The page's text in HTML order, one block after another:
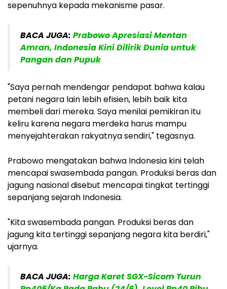
sepenuhnya kepada mekanisme pasar.
BACA JUGA: Prabowo Apresiasi Mentan
Amran, Indonesia Kini Dilirik Dunia untuk
Pangan dan Pupuk
"Saya pernah mendengar pendapat bahwa kalau
petani negara lain lebih efisien, lebih baik kita
membeli dari mereka. Saya menilai pemikiran itu
keliru karena negara merdeka harus mampu
menyejahterakan rakyatnya sendiri," tegasnya.
Prabowo mengatakan bahwa Indonesia kini telah
mencapai swasembada pangan. Produksi beras dan
jagung nasional disebut mencapai tingkat tertinggi
sepanjang sejarah Indonesia.
"Kita swasembada pangan. Produksi beras dan
jagung kita tertinggi sepanjang negara kita berdiri,"
ujarnya.
BACA JUGA: Harga Karet SGX-Sicom Turun